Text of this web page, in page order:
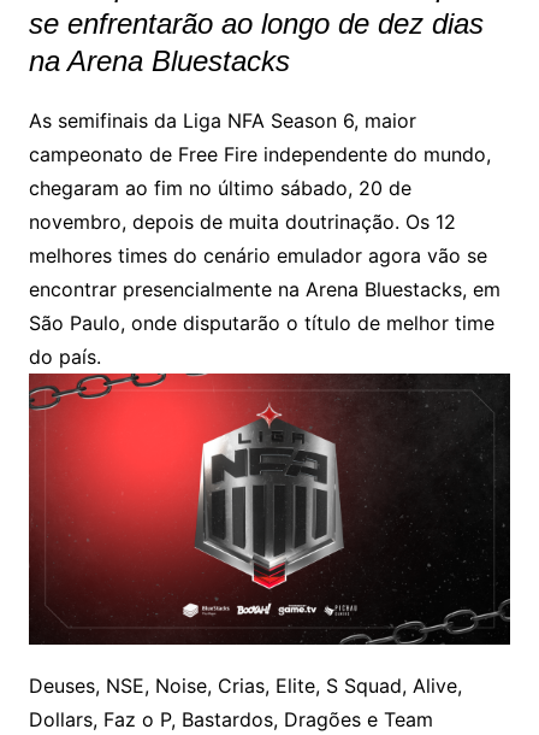
se enfrentarão ao longo de dez dias
na Arena Bluestacks
As semifinais da Liga NFA Season 6, maior
campeonato de Free Fire independente do mundo,
chegaram ao fim no último sábado, 20 de
novembro, depois de muita doutrinação. Os 12
melhores times do cenário emulador agora vão se
encontrar presencialmente na Arena Bluestacks, em
São Paulo, onde disputarão o título de melhor time
do país.
Deuses, NSE, Noise, Crias, Elite, S Squad, Alive,
Dollars, Faz o P, Bastardos, Dragões e Team